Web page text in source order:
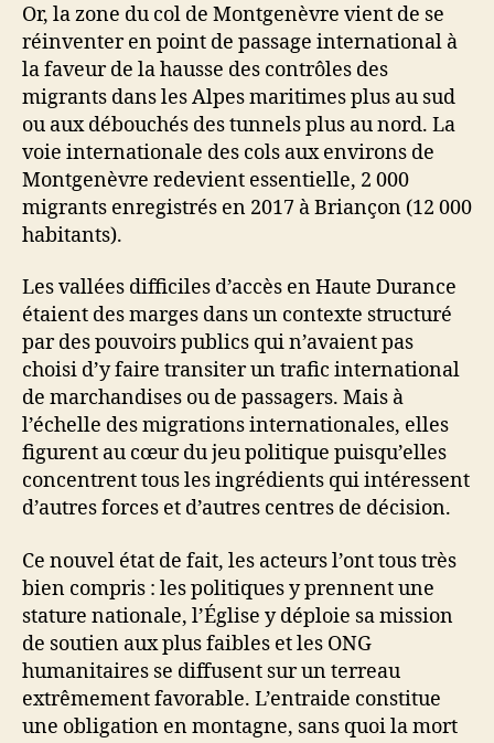
Or, la zone du col de Montgenèvre vient de se
réinventer en point de passage international à
la faveur de la hausse des contrôles des
migrants dans les Alpes maritimes plus au sud
ou aux débouchés des tunnels plus au nord. La
voie internationale des cols aux environs de
Montgenèvre redevient essentielle, 2 000
migrants enregistrés en 2017 à Briançon (12 000
habitants).
Les vallées difficiles d’accès en Haute Durance
étaient des marges dans un contexte structuré
par des pouvoirs publics qui n’avaient pas
choisi d’y faire transiter un trafic international
de marchandises ou de passagers. Mais à
l’échelle des migrations internationales, elles
figurent au cœur du jeu politique puisqu’elles
concentrent tous les ingrédients qui intéressent
d’autres forces et d’autres centres de décision.
Ce nouvel état de fait, les acteurs l’ont tous très
bien compris : les politiques y prennent une
stature nationale, l’Église y déploie sa mission
de soutien aux plus faibles et les ONG
humanitaires se diffusent sur un terreau
extrêmement favorable. L’entraide constitue
une obligation en montagne, sans quoi la mort